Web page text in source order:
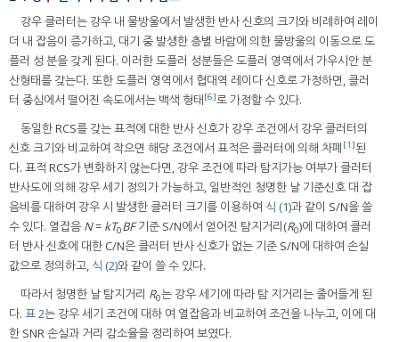
강우 클러터는 강우 내 물방울에서 발생한 반사 신호의 크기와 비례하여 레이
더 내 잡음이 증가하고, 대기 중 발생한 층별 바람에 의한 물방울의 이동으로 도
플러 성 분을 갖게 된다. 이러한 도플러 성분들은 도플러 영역에서 가우시안 분
산형태를 갖는다. 또한 도플러 영역에서 협대역 레이다 신호로 가정하면, 클러
터 중심에서 떨어진 속도에서는 백색 형태 [6]로 가정할 수 있다.
동일한 RCS를 갖는 표적에 대한 반사 신호가 강우 조건에서 강우 클러터의
신호 크기와 비교하여 작으면 해당 조건에서 표적은 클러터에 의해 차폐 [1]된
다. 표적 RCS가 변화하지 않는다면, 강우 조건에 따라 탐지가능 여부가 클러터
반사도에 의해 강우 세기 정의가 가능하고, 일반적인 청명한 날 기준신호 대 잡
음비를 대하여 강우 시 발생한 클러터 크기를 이용하여 식 (1)과 같이 S/N을 쓸
수 있다. 열잡음 N= kT0BF기준 S/N에서 얻어진 탐지거리(R0)에 대하여 클러
터 반사 신호에 대한 C/N은 클러터 반사 신호가 없는 기준 S/N에 대하여 손실
값으로 정의하고, 식 (2)와 같이 쓸 수 있다.
따라서 청명한 날 탐지거리 R0는 강우 세기에 따라 탐 지거리는 줄어들게 된
다. 표 2는 강우 세기 조건에 대하 여 열잡음과 비교하여 조건을 나누고, 이에 대
한 SNR 손실과 거리 감소율을 정리하여 보였다.